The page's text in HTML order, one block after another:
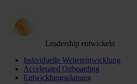
Leadership entwickeln
Individuelle Weiterentwicklung
Accelerated Onboarding
Entwicklungsplanung